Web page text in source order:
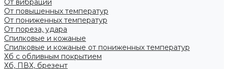
От вибрации
От повышенных температур
От пониженных температур
От пореза, удара
Спилковые и кожаные
Спилковые и кожаные от пониженных температур
Хб с обливным покрытием
Хб, ПВХ, брезент